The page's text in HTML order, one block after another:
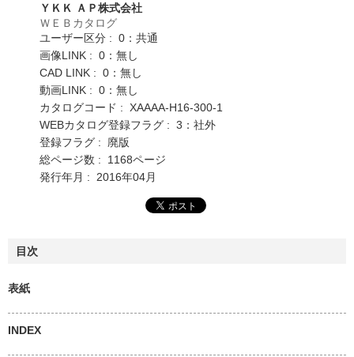
ＹＫＫ ＡＰ株式会社
ＷＥＢカタログ
ユーザー区分 : 0：共通
画像LINK : 0：無し
CAD LINK : 0：無し
動画LINK : 0：無し
カタログコード : XAAAA-H16-300-1
WEBカタログ登録フラグ : 3：社外
登録フラグ : 廃版
総ページ数 : 1168ページ
発行年月 : 2016年04月
目次
表紙
INDEX